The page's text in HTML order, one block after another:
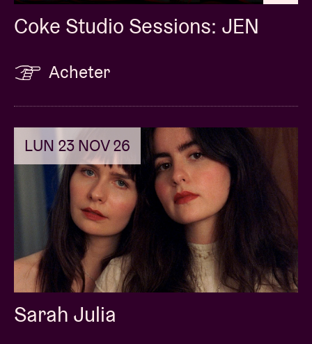
Coke Studio Sessions: JEN
Acheter
LUN 23 NOV 26
Sarah Julia